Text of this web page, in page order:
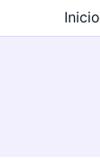
Inicio